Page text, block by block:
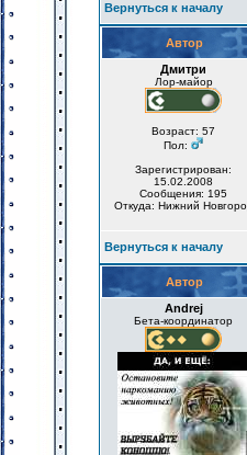
Вернуться к началу
Автор
Дмитри
Лор-майор
Возраст: 57
Пол:
Зарегистрирован:
15.02.2008
Сообщения: 195
Откуда: Нижний
Вернуться к началу
Автор
Andrej
Бета-координатор